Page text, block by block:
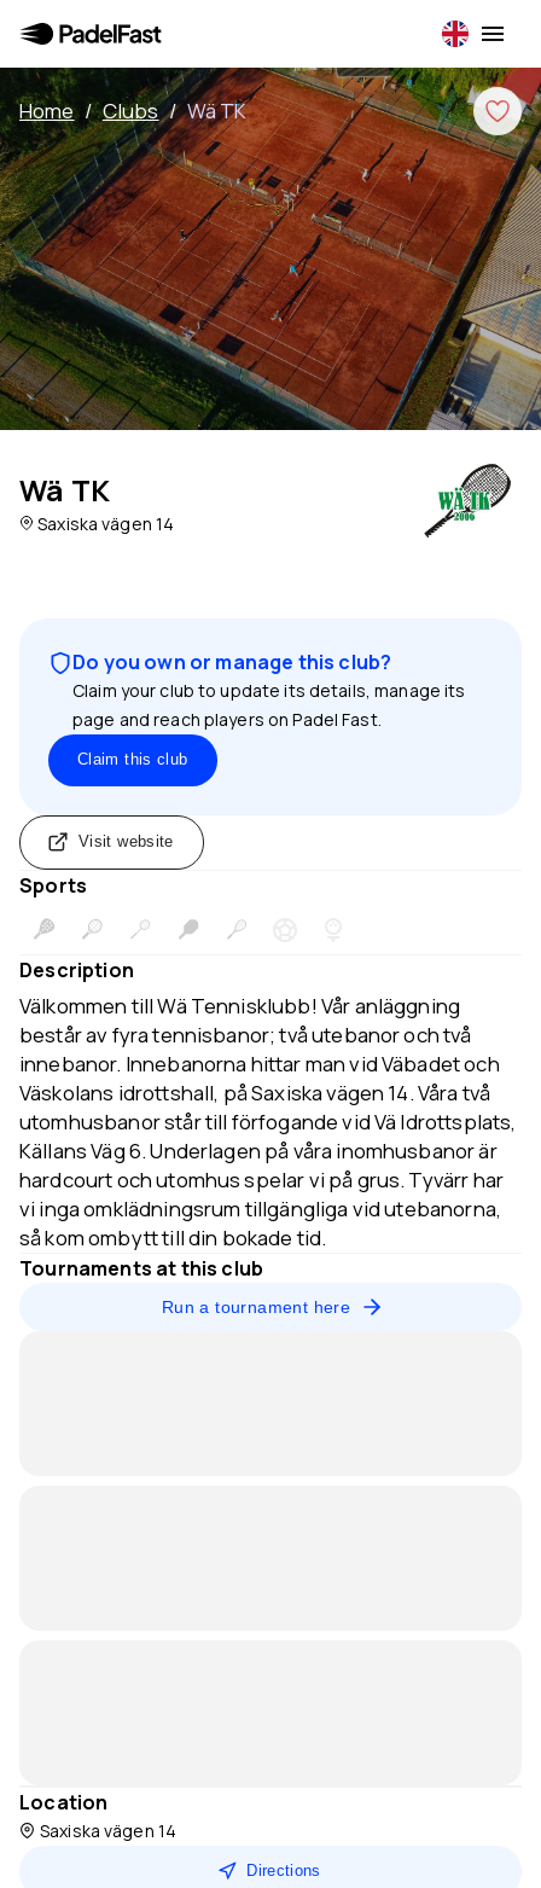
Home / Clubs / Wä TK
Wä TK
Saxiska vägen 14
Do you own or manage this club?
Claim your club to update its details, manage its
page and reach players on Padel Fast.
Claim this club
Visit website
Sports
Description
Välkommen till Wä Tennisklubb! Vår anläggning
består av fyra tennisbanor; två utebanor och två
innebanor. Innebanorna hittar man vid Väbadet och
Väskolans idrottshall, på Saxiska vägen 14. Våra två
utomhusbanor står till förfogande vid Vä Idrottsplats,
Källans Väg 6. Underlagen på våra inomhusbanor är
hardcourt och utomhus spelar vi på grus. Tyvärr har
vi inga omklädningsrum tillgängliga vid utebanorna,
så kom ombytt till din bokade tid.
Tournaments at this club
Run a tournament here
Location
Saxiska vägen 14
Directions